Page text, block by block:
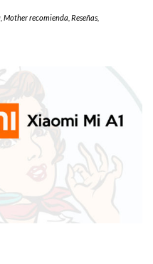
Mother recomienda Reseñas